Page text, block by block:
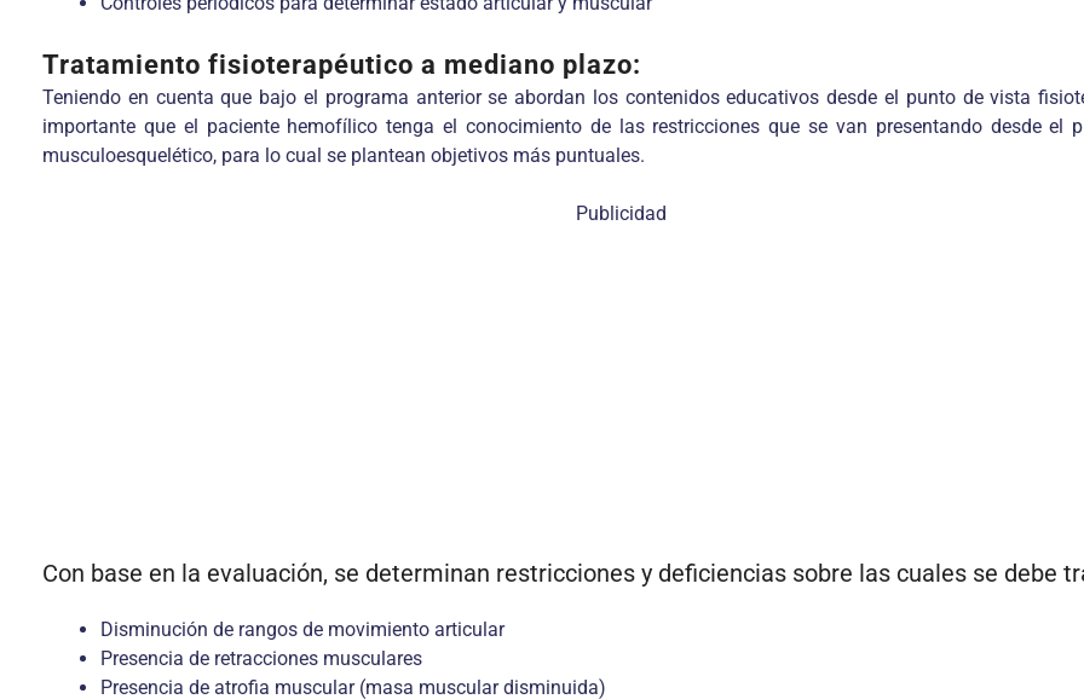
Tratamiento fisioterapéutico a mediano plazo:
Teniendo en cuenta que bajo el programa anterior se abordan los contenidos educativos desde el punto de vista
importante que el paciente hemofílico tenga el conocimiento de las restricciones que se van presentando desde el
musculoesquelético, para lo cual se plantean objetivos más puntuales.
Publicidad
Con base en la evaluación, se determinan restricciones y deficiencias sobre las cuales se debe
Disminución de rangos de movimiento articular
Presencia de retracciones musculares
Presencia de atrofia muscular (masa muscular disminuida)